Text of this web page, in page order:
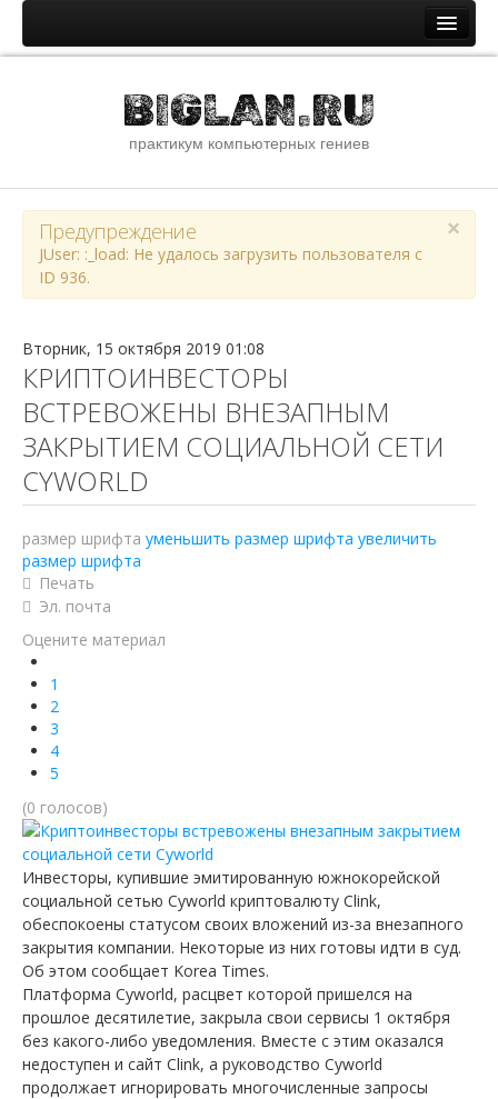
Новости и статьи
Новостная лента
Помощь специалистам IT
ОС семейства Windows
ОС семейства Unix
Сети и интернет
Сборник стандартных паролей
О сайте
Файлы
Наши ссылки
Youtube канал сайта
Ютуб о крипто
Telegram
BIGLAN.RU
практикум компьютерных гениев
×
Предупреждение
JUser: :_load: Не удалось загрузить пользователя с
ID 936.
Вторник, 15 октября 2019 01:08
КРИПТОИНВЕСТОРЫ
ВСТРЕВОЖЕНЫ ВНЕЗАПНЫМ
ЗАКРЫТИЕМ СОЦИАЛЬНОЙ СЕТИ
CYWORLD
размер шрифта уменьшить размер шрифта увеличить
размер шрифта
Печать
Эл. почта
Оцените материал
1
2
3
4
5
(0 голосов)
Инвесторы, купившие эмитированную южнокорейской
социальной сетью Cyworld криптовалюту Clink,
обеспокоены статусом своих вложений из-за внезапного
закрытия компании. Некоторые из них готовы идти в суд.
Об этом сообщает Korea Times.
Платформа Cyworld, расцвет которой пришелся на
прошлое десятилетие, закрыла свои сервисы 1 октября
без какого-либо уведомления. Вместе с этим оказался
недоступен и сайт Clink, а руководство Cyworld
продолжает игнорировать многочисленные запросы